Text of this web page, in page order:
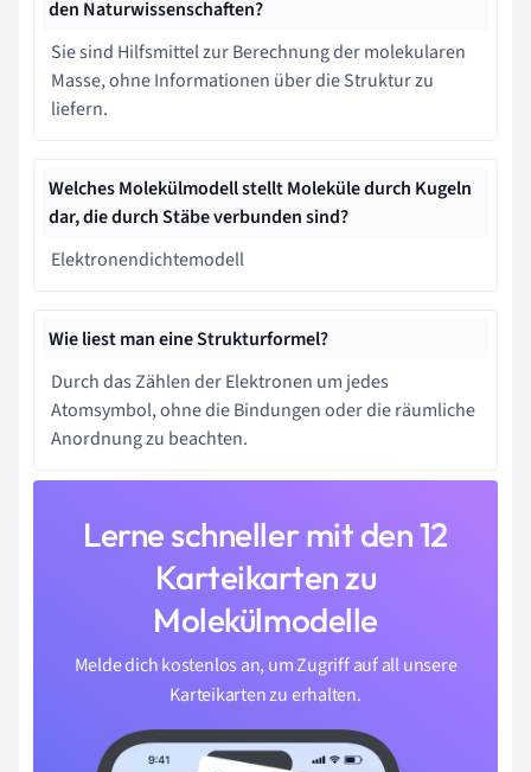
den Naturwissenschaften?
Sie sind Hilfsmittel zur Berechnung der molekularen
Masse, ohne Informationen über die Struktur zu
liefern.
Welches Molekülmodell stellt Moleküle durch Kugeln
dar, die durch Stäbe verbunden sind?
Elektronendichtemodell
Wie liest man eine Strukturformel?
Durch das Zählen der Elektronen um jedes
Atomsymbol, ohne die Bindungen oder die räumliche
Anordnung zu beachten.
Lerne schneller mit den 12
Karteikarten zu
Molekülmodelle
Melde dich kostenlos an, um Zugriff auf all unsere
Karteikarten zu erhalten.